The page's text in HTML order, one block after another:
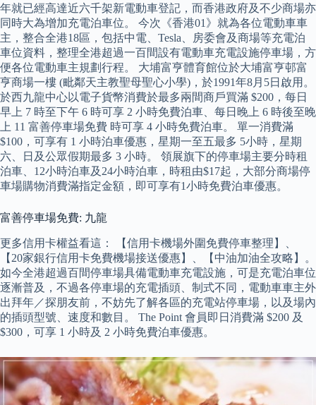
年就已經高達近六千架新電動車登記，而香港政府及不少商場亦
同時大為增加充電泊車位。 今次《香港01》就為各位電動車車
主，整合全港18區，包括中電、Tesla、房委會及商場等充電泊
車位資料，整理全港超過一百間設有電動車充電設施停車場，方
便各位電動車主規劃行程。 大埔富亨體育館位於大埔富亨邨富
亨商場一樓 (毗鄰天主教聖母聖心小學)，於1991年8月5日啟用。
於西九龍中心以電子貨幣消費於最多兩間商戶買滿 $200，每日
早上 7 時至下午 6 時可享 2 小時免費泊車、每日晚上 6 時後至晚
上 11 富善停車場免費 時可享 4 小時免費泊車。 單一消費滿
$100，可享有 1 小時泊車優惠，星期一至五最多 5小時，星期
六、日及公眾假期最多 3 小時。 領展旗下的停車場主要分時租
泊車、12小時泊車及24小時泊車，時租由$17起，大部分商場停
車場購物消費滿指定金額，即可享有1小時免費泊車優惠。
富善停車場免費: 九龍
更多信用卡權益看這： 【信用卡機場外圍免費停車整理】、
【20家銀行信用卡免費機場接送優惠】、【中油加油全攻略】。
如今全港超過百間停車場具備電動車充電設施，可是充電泊車位
逐漸普及，不過各停車場的充電插頭、制式不同，電動車車主外
出拜年／探朋友前，不妨先了解各區的充電站停車場，以及場內
的插頭型號、速度和數目。 The Point 會員即日消費滿 $200 及
$300，可享 1 小時及 2 小時免費泊車優惠。